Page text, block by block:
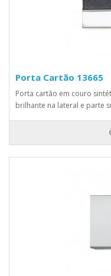
Porta Cartão 13665
Porta cartão em couro
brilhante na lateral e parte